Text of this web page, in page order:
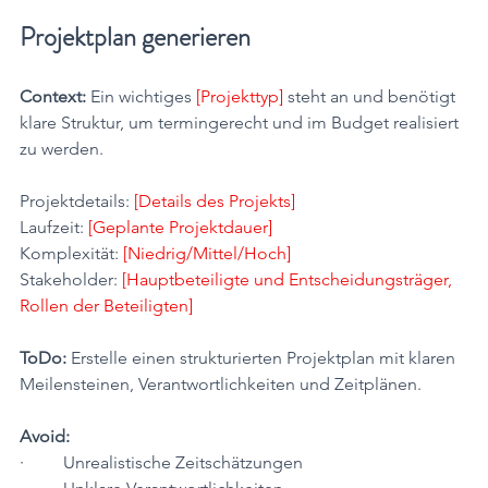
Projektplan generieren
Context: Ein wichtiges [Projekttyp] steht an und benötigt
klare Struktur, um termingerecht und im Budget realisiert
zu werden.
Projektdetails: [Details des Projekts]
Laufzeit: [Geplante Projektdauer]
Komplexität: [Niedrig/Mittel/Hoch]
Stakeholder: [Hauptbeteiligte und Entscheidungsträger,
Rollen der Beteiligten]
ToDo: Erstelle einen strukturierten Projektplan mit klaren
Meilensteinen, Verantwortlichkeiten und Zeitplänen.
Avoid:
·         Unrealistische Zeitschätzungen